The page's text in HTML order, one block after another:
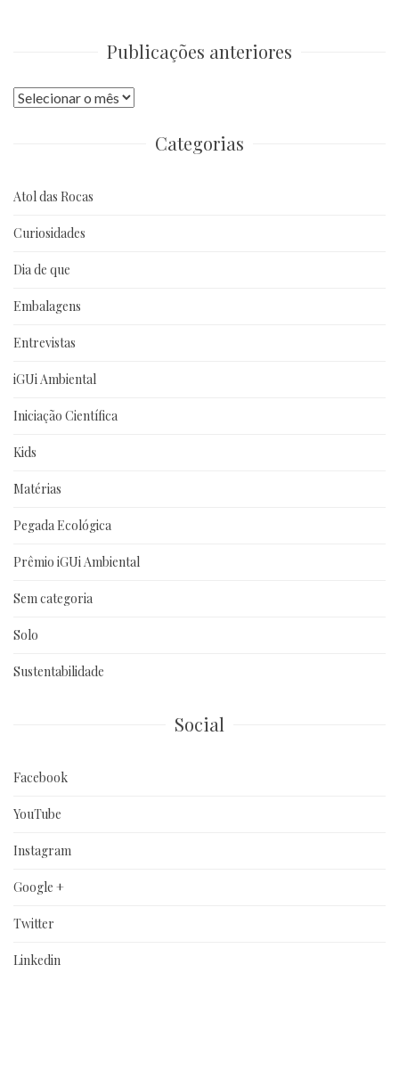
Publicações anteriores
Publicações
Categorias
Atol das Rocas
Curiosidades
Dia de que
Embalagens
Entrevistas
iGUi Ambiental
Iniciação Científica
Kids
Matérias
Pegada Ecológica
Prêmio iGUi Ambiental
Sem categoria
Solo
Sustentabilidade
Social
Facebook
YouTube
Instagram
Google +
Twitter
Linkedin